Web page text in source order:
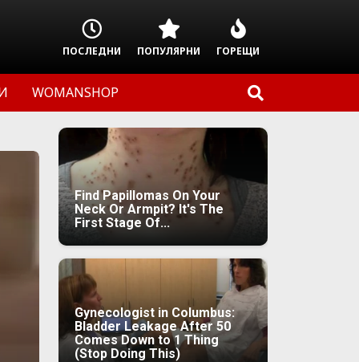
ПОСЛЕДНИ ПОПУЛЯРНИ ГОРЕЩИ
WOMANSHOP
Find Papillomas On Your
Neck Or Armpit? It's The
First Stage Of...
Gynecologist in Columbus:
Bladder Leakage After 50
Comes Down to 1 Thing
(Stop Doing This)